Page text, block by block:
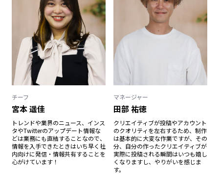
チーフ
宮本 遥佳
トレンドや業界のニュース、インス
タやTwitterのアップデート情報な
どは業務にも直結することなので、
情報を入手できたときはいち早く社
内向けに発信・情報共有することを
心がけています！
マネージャー
田部 祐徳
クリエイティブが投稿やアカウント
のクオリティを左右するため、制作
は基本的に大変な作業ですが、その
分、自分の作ったクリエイティブが
実際に投稿される瞬間はいつも嬉し
くなりますし、やりがいを感じま
す。